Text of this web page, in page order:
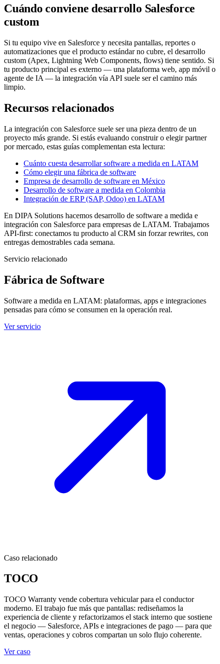
Cuándo conviene desarrollo Salesforce
custom
Si tu equipo vive en Salesforce y necesita pantallas, reportes o
automatizaciones que el producto estándar no cubre, el desarrollo
custom (Apex, Lightning Web Components, flows) tiene sentido. Si
tu producto principal es externo — una plataforma web, app móvil o
agente de IA — la integración vía API suele ser el camino más
limpio.
Recursos relacionados
La integración con Salesforce suele ser una pieza dentro de un
proyecto más grande. Si estás evaluando construir o elegir partner
por mercado, estas guías complementan esta lectura:
Cuánto cuesta desarrollar software a medida en LATAM
Cómo elegir una fábrica de software
Empresa de desarrollo de software en México
Desarrollo de software a medida en Colombia
Integración de ERP (SAP, Odoo) en LATAM
En DIPA Solutions hacemos desarrollo de software a medida e
integración con Salesforce para empresas de LATAM. Trabajamos
API-first: conectamos tu producto al CRM sin forzar rewrites, con
entregas demostrables cada semana.
Servicio relacionado
Fábrica de Software
Software a medida en LATAM: plataformas, apps e integraciones
pensadas para cómo se consumen en la operación real.
Ver servicio
Caso relacionado
TOCO
TOCO Warranty vende cobertura vehicular para el conductor
moderno. El trabajo fue más que pantallas: rediseñamos la
experiencia de cliente y refactorizamos el stack interno que sostiene
el negocio — Salesforce, APIs e integraciones de pago — para que
ventas, operaciones y cobros compartan un solo flujo coherente.
Ver caso